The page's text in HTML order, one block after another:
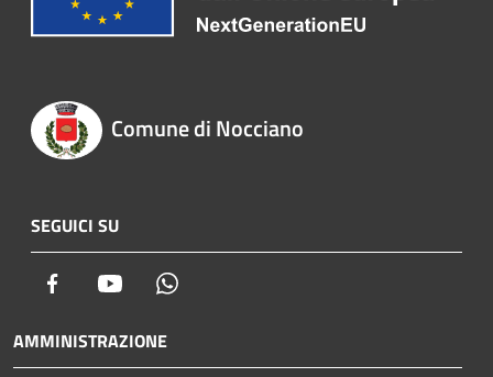
Comune di Nocciano
SEGUICI SU
Facebook Youtube
AMMINISTRAZIONE